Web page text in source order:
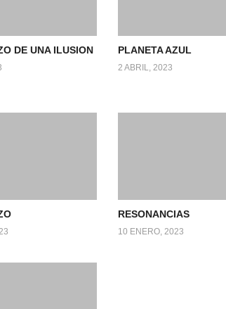
DE UNA ILUSION PLANETA AZUL
2 ABRIL, 2023
RESONANCIAS
10 ENERO, 2023